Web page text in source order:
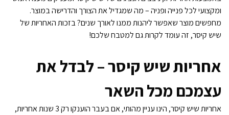
ומקצועי לכל פנייה ופניה – מה שמגדיל את הצורך והדרישה במוצר.
מחפשים מוצר שאפשר ליהנות ממנו לאורך שנים?בזכות האחריות של
שיש קיסר, זה עומד לקרות גם למטבח שלכם!
אחריות שיש קיסר – לבדל את
עצמכם מכל השאר
אחריות שיש קיסר, הינו עניין מהותי, אם בעבר הוענקו רק 3 שנות אחריות,